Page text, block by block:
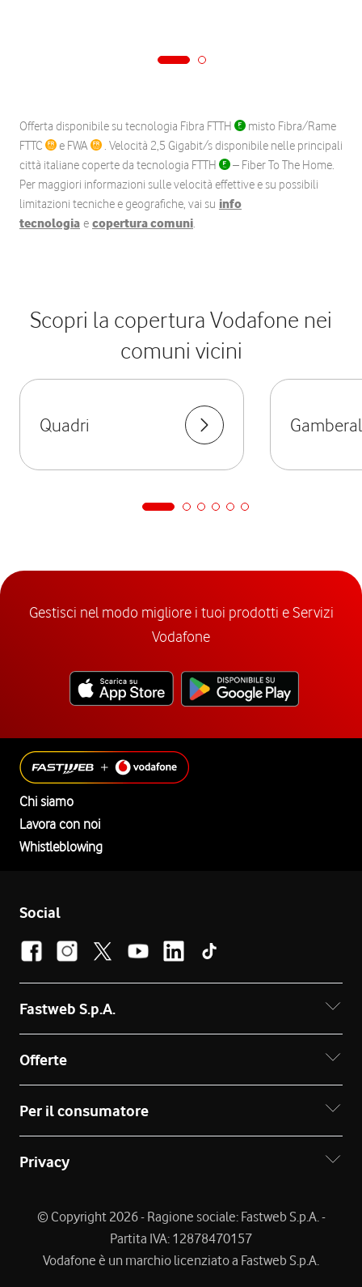
Offerta disponibile su tecnologia Fibra FTTH
misto Fibra/Rame
FTTC
e FWA
. Velocità 2,5 Gigabit/s disponibile nelle principali
città italiane coperte da tecnologia FTTH
– Fiber To The Home.
Per maggiori informazioni sulle velocità effettive e su possibili
limitazioni tecniche e geografiche, vai su info
tecnologia e copertura comuni.
Scopri la copertura Vodafone nei
comuni vicini
Quadri
Gestisci nel modo migliore i tuoi prodotti e Servizi
Vodafone
Chi siamo
Lavora con noi
Whistleblowing
Social
Fastweb S.p.A.
Offerte
Per il consumatore
Privacy
© Copyright 2026 - Ragione sociale: Fastweb S.p.A. -
Partita IVA: 12878470157
Vodafone è un marchio licenziato a Fastweb S.p.A.